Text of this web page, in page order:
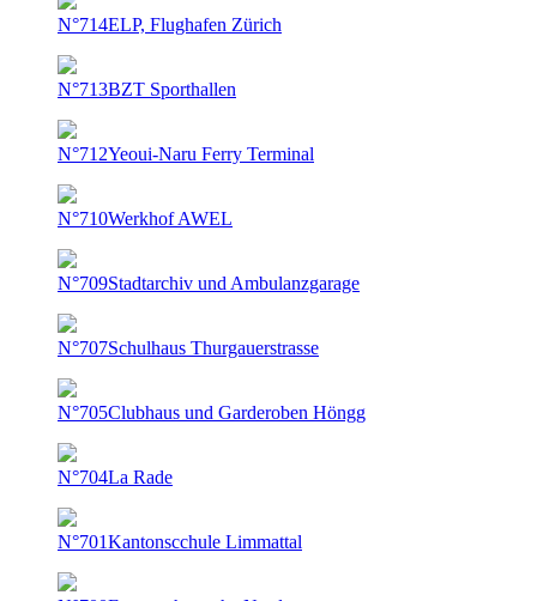
N°714ELP, Flughafen Zürich
N°713BZT Sporthallen
N°712Yeoui-Naru Ferry Terminal
N°710Werkhof AWEL
N°709Stadtarchiv und Ambulanzgarage
N°707Schulhaus Thurgauerstrasse
N°705Clubhaus und Garderoben Höngg
N°704La Rade
N°701Kantonscchule Limmattal